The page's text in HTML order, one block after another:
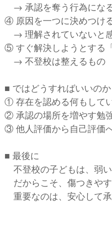
→ 承認を奪う行為にな
④ 原因を一つに決めつけ
→ 理解されていないと
⑤ すぐ解決しようとする
→ 不登校は整えるもの
■ ではどうすればいいのか
① 存在を認める何もして
② 承認の場所を増やす勉
③ 他人評価から自己評価
■ 最後に
不登校の子どもは、弱
だからこそ、傷つきやす
重要なのは、安心して